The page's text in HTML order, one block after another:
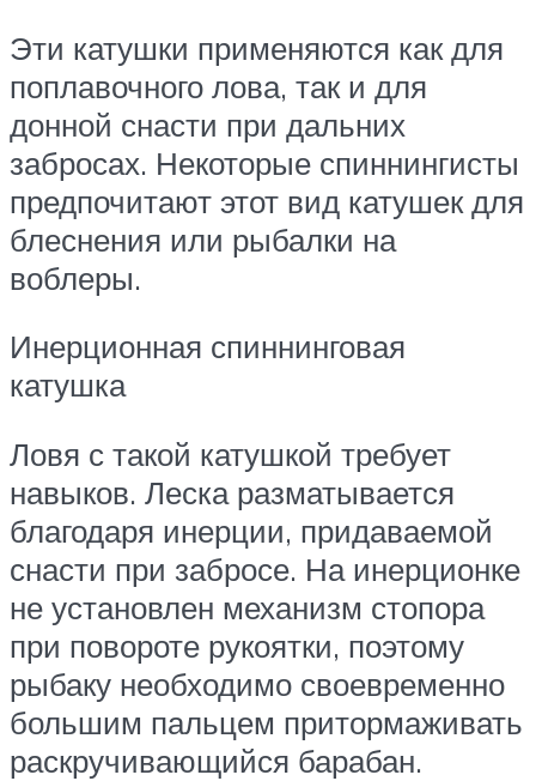
Эти катушки применяются как для
поплавочного лова, так и для
донной снасти при дальних
забросах. Некоторые спиннингисты
предпочитают этот вид катушек для
блеснения или рыбалки на
воблеры.
Инерционная спиннинговая
катушка
Ловя с такой катушкой требует
навыков. Леска разматывается
благодаря инерции, придаваемой
снасти при забросе. На инерционке
не установлен механизм стопора
при повороте рукоятки, поэтому
рыбаку необходимо своевременно
большим пальцем притормаживать
раскручивающийся барабан.